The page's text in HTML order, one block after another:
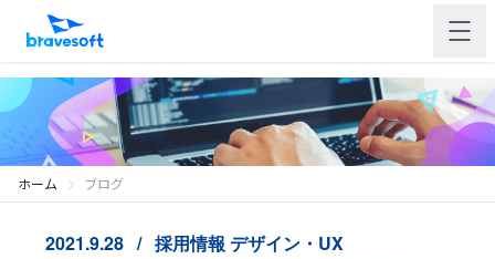
ホーム ブログ
2021.9.28 採用情報 デザイン・UX